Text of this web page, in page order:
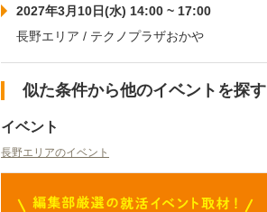
2027年3月10日(水) 14:00 ~ 17:00
長野エリア / テクノプラザおかや
似た条件から他のイベントを探す
イベント
長野エリアのイベント